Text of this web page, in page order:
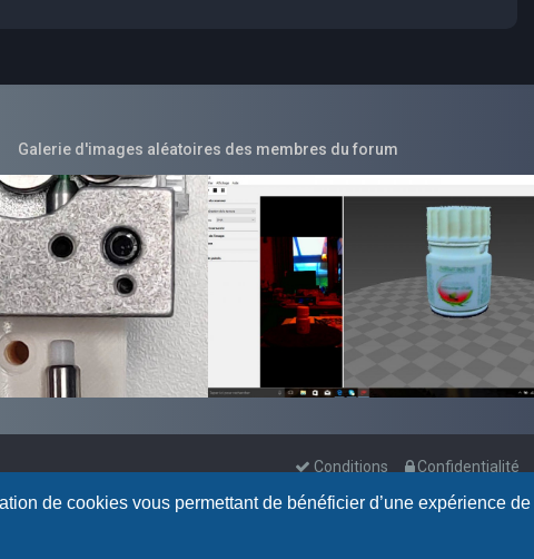
de cookies vous permettant de bénéficier d’une expérience
Galerie d'images aléatoires des membres du forum
Confidentialité
Conditions